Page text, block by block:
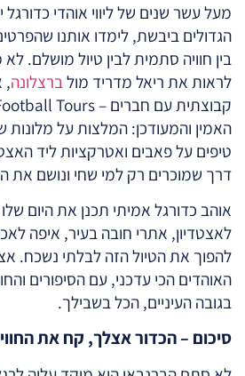
מעל עשר שנים של ליווי אוהדי
הגדולים ביבשת, לימדו אותנו
בין חוויה סתמית לבין טיול מושלם.
לראות את ריאל מדריד מולברצלונה,
האמין והמעודכן: המלצות על
טיפים על פאבים ואטרקציות ליד
דרך שמוכרים רק למי שחי ונושם
אוהב כדורגל אמיתי תכנן את היום
לאצטדיון, אתרי חובה בעיר, איפה
להפוך את הטיול הזה לבלתי נשכח.
האוהדים הכי עדכני, עם הסיפורים
בגובה העיניים, הכל בשבילך.
סיכום – הכדור אצלך, קח את